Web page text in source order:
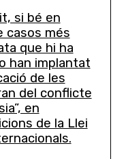
si bé en
casos més
que hi ha
han implantat
de les
del conflicte
en
de la Llei